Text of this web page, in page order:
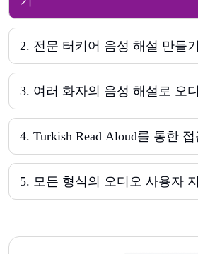
2. 전문 터키어 음성 해설 만들기
3. 여러 화자의 음성 해설로 오
4. Turkish Read Aloud를 통한
5. 모든 형식의 오디오 사용자